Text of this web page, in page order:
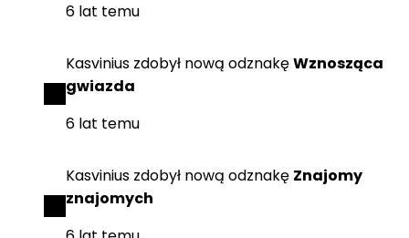
6 lat temu
Kasvinius zdobył nową odznakęWznosząca
gwiazda
6 lat temu
Kasvinius zdobył nową odznakę Znajomy
znajomych